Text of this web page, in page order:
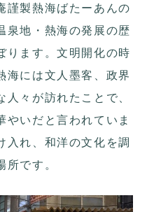
謹製熱海ばたーあんの
泉地・熱海の発展の歴
ります。文明開化の時
海には文人墨客、政界
々が訪れたことで、
やいだと言われていま
入れ、和洋の文化を調
です。